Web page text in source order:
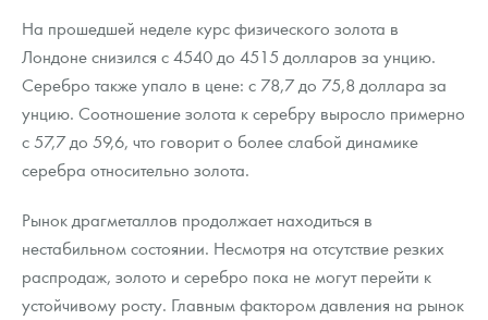
Аксессуары
Гарри Поттер
Год Лошади
Жетоны "Необыкновенные обитатели глубин"
Ювелирные изделия
Памятка для работы с монетами из драгметаллов
Условия возврата
Монеты
Политика использования Cookies
Положение по обработке и защите персональных данных
Скупка слитков
Наши преимущества
Письмо директору
Пресс-служба
На прошедшей неделе курс физического золота в
Лондоне снизился с 4540 до 4515 долларов за унцию.
Серебро также упало в цене: с 78,7 до 75,8 доллара за
унцию. Соотношение золота к серебру выросло примерно
с 57,7 до 59,6, что говорит о более слабой динамике
серебра относительно золота.
Рынок драгметаллов продолжает находиться в
нестабильном состоянии. Несмотря на отсутствие резких
распродаж, золото и серебро пока не могут перейти к
устойчивому росту. Главным фактором давления на рынок